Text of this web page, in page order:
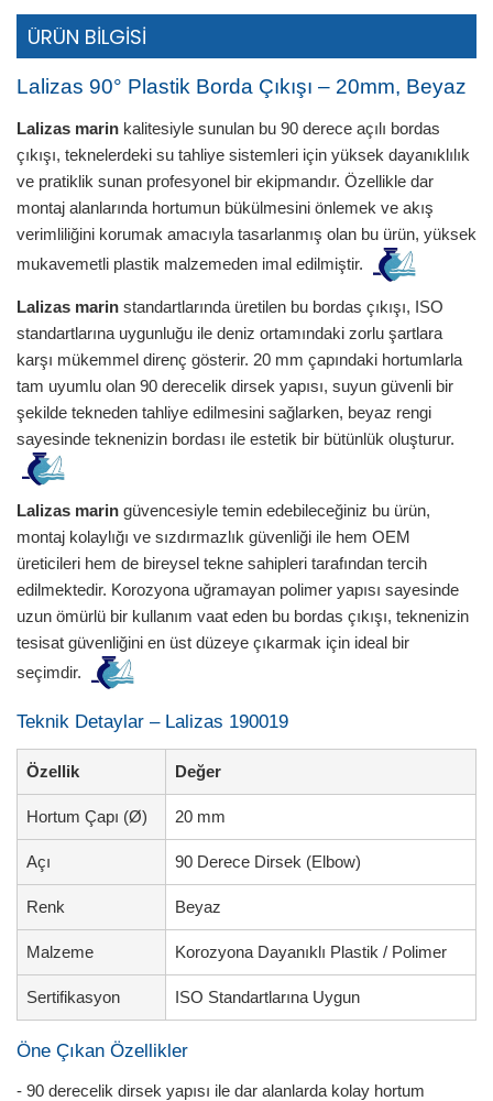
ÜRÜN BİLGİSİ
Lalizas 90° Plastik Borda Çıkışı – 20mm, Beyaz
Lalizas marin kalitesiyle sunulan bu 90 derece açılı bordas
çıkışı, teknelerdeki su tahliye sistemleri için yüksek dayanıklılık
ve pratiklik sunan profesyonel bir ekipmandır. Özellikle dar
montaj alanlarında hortumun bükülmesini önlemek ve akış
verimliliğini korumak amacıyla tasarlanmış olan bu ürün, yüksek
mukavemetli plastik malzemeden imal edilmiştir.
Lalizas marin standartlarında üretilen bu bordas çıkışı, ISO
standartlarına uygunluğu ile deniz ortamındaki zorlu şartlara
karşı mükemmel direnç gösterir. 20 mm çapındaki hortumlarla
tam uyumlu olan 90 derecelik dirsek yapısı, suyun güvenli bir
şekilde tekneden tahliye edilmesini sağlarken, beyaz rengi
sayesinde teknenizin bordası ile estetik bir bütünlük oluşturur.
Lalizas marin güvencesiyle temin edebileceğiniz bu ürün,
montaj kolaylığı ve sızdırmazlık güvenliği ile hem OEM
üreticileri hem de bireysel tekne sahipleri tarafından tercih
edilmektedir. Korozyona uğramayan polimer yapısı sayesinde
uzun ömürlü bir kullanım vaat eden bu bordas çıkışı, teknenizin
tesisat güvenliğini en üst düzeye çıkarmak için ideal bir
seçimdir.
Teknik Detaylar – Lalizas 190019
Özellik Değer
Hortum Çapı (Ø) 20 mm
Açı 90 Derece Dirsek (Elbow)
Renk Beyaz
Malzeme Korozyona Dayanıklı Plastik / Polimer
Sertifikasyon ISO Standartlarına Uygun
Öne Çıkan Özellikler
- 90 derecelik dirsek yapısı ile dar alanlarda kolay hortum